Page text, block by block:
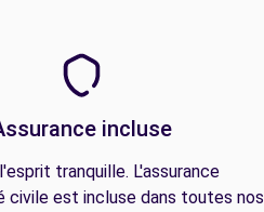
incluse
tranquille. L'assurance
civile est incluse dans toutes nos